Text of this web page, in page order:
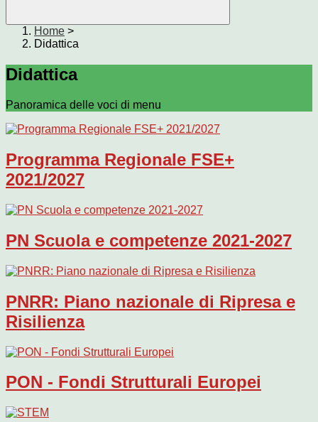
Home >
Didattica
Didattica
Panoramica delle voci di menu
Programma Regionale FSE+
2021/2027
PN Scuola e competenze 2021-2027
PNRR: Piano nazionale di Ripresa e
Risilienza
PON - Fondi Strutturali Europei